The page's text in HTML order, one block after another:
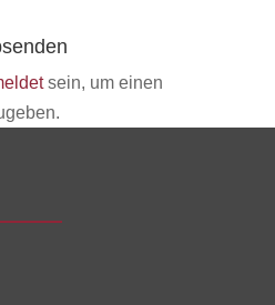
sein, um einen